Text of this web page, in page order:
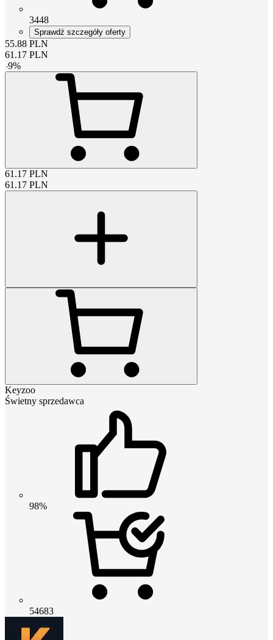
3448
Sprawdź szczegóły oferty
55.88 PLN
61.17 PLN
-9%
61.17 PLN
61.17 PLN
Keyzoo
Świetny sprzedawca
98%
54683